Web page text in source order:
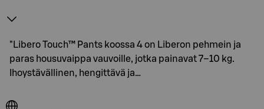
"Libero Touch™ Pants koossa 4 on Liberon pehmein ja
paras housuvaippa vauvoille, jotka painavat 7–10 kg.
Ihoystävällinen, hengittävä ja…